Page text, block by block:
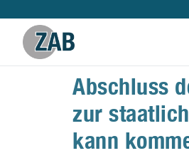
Abschluss
zur
kann